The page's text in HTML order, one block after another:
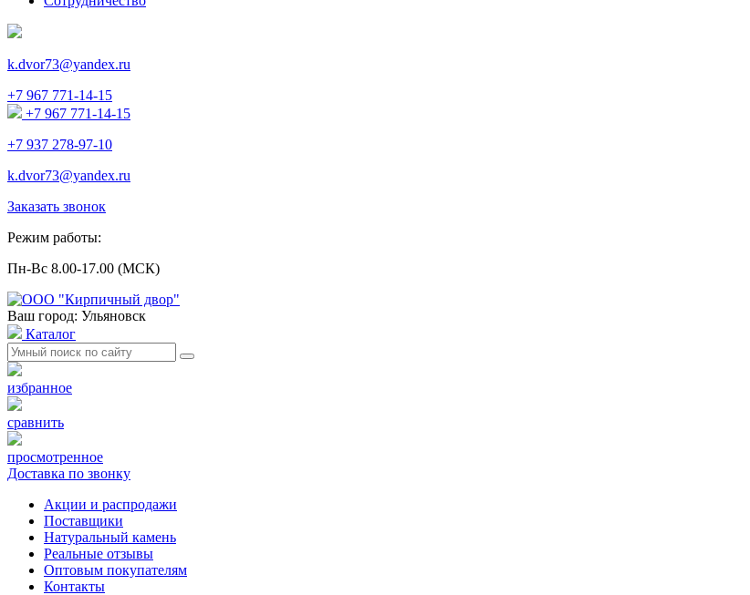
k.dvor73@yandex.ru
+7 967 771-14-15
+7 967 771-14-15
+7 937 278-97-10
k.dvor73@yandex.ru
Заказать звонок
Режим работы:
Пн-Вс 8.00-17.00 (МСК)
Ваш город: Ульяновск
Каталог
избранное
сравнить
просмотренное
Доставка по звонку
Акции и распродажи
Поставщики
Натуральный камень
Реальные отзывы
Оптовым покупателям
Контакты